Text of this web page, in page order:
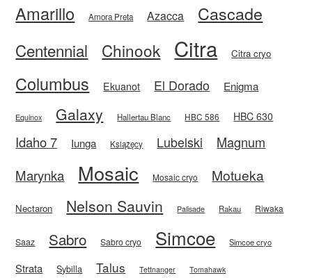
Amarillo Amora Preta Azacca Cascade
Centennial Chinook Citra Citra cryo
Columbus Ekuanot El Dorado Enigma
Equinox Galaxy Hallertau Blanc HBC 586 HBC 630
Idaho 7 Iunga Książęcy Lubelski
Magnum
Marynka
Mosaic Mosaic cryo Motueka
Nectaron Nelson Sauvin Palisade Rakau Riwaka
Saaz Sabro Sabro cryo Simcoe Simcoe cryo
Strata Sybilla Talus Tettnanger Tomahawk